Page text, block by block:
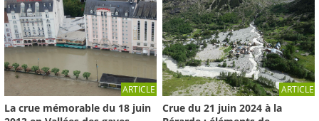
ARTICLE
La crue mémorable du 18 juin
ARTICLE
Crue du 21 juin 2024 à la